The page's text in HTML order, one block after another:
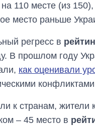
110 месте (из
место раньше
регресс в
В прошлом году
как оценивали
к странам,
– 45 место в